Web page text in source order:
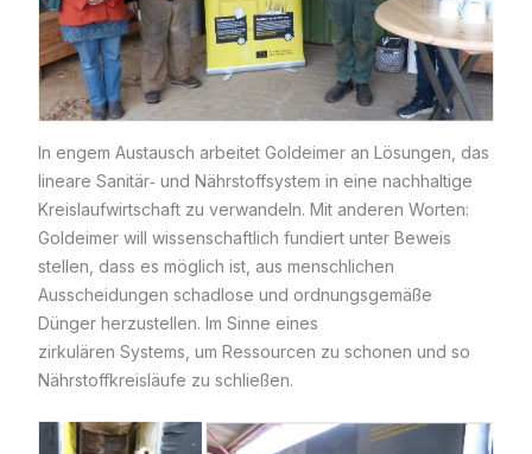
In engem Austausch arbeitet Goldeimer an Lösungen, das
lineare Sanitär‐ und Nährstoffsystem in eine nachhaltige
Kreislaufwirtschaft zu verwandeln. Mit anderen Worten:
Goldeimer will wissenschaftlich fundiert unter Beweis
stellen, dass es möglich ist, aus menschlichen
Ausscheidungen schadlose und ordnungsgemäße
Dünger herzustellen. Im Sinne eines
zirkulären Systems, um Ressourcen zu schonen und so
Nährstoffkreisläufe zu schließen.